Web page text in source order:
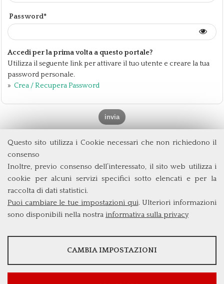
Questo sito utilizza i Cookie necessari che non richiedono il
consenso
Inoltre, previo consenso dell’interessato, il sito web utilizza i
cookie per alcuni servizi specifici sotto elencati e per la
raccolta di dati statistici.
Puoi cambiare le tue impostazioni qui. Ulteriori informazioni
sono disponibili nella nostra informativa sulla privacy
STATISTICHE
CAMBIA IMPOSTAZIONI
Password*
Accedi per la prima volta a questo portale?
Utilizza il seguente link per attivare il tuo utente e creare la tua
password personale.
» Crea / Recupera Password
Università degli Studi di Roma Tor Vergata
Via Columbia, 2
00133 Roma (Italia)
Tel. +39 06 7259 3299/5837
biennio@clem.uniroma2.it